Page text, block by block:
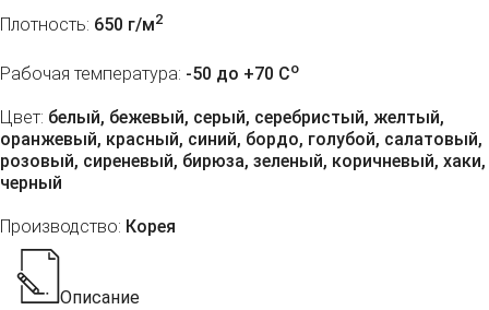
Плотность: 650 г/м2
Рабочая температура: -50 до +70 Co
Цвет: белый, бежевый, серый, серебристый, желтый,
оранжевый, красный, синий, бордо, голубой, салатовый,
розовый, сиреневый, бирюза, зеленый, коричневый, хаки,
черный
Производство: Корея
Описание